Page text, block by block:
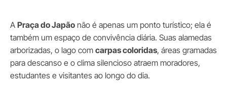
A Praça do Japão não é apenas um ponto turístico; ela é
também um espaço de convivência diária. Suas alamedas
arborizadas, o lago com carpas coloridas, áreas gramadas
para descanso e o clima silencioso atraem moradores,
estudantes e visitantes ao longo do dia.